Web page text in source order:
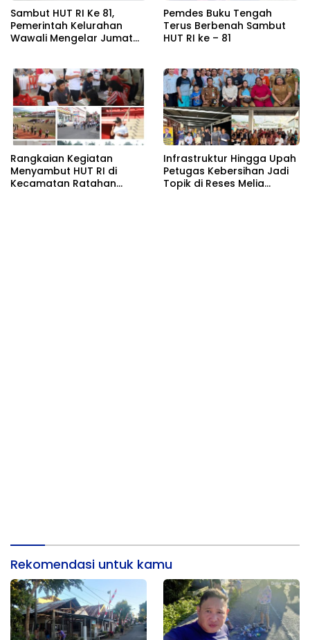
Sambut HUT RI Ke 81,
Pemerintah Kelurahan
Wawali Mengelar Jumat
Pemdes Buku Tengah
Terus Berbenah Sambut
HUT RI ke – 81
Rangkaian Kegiatan
Menyambut HUT RI di
Kecamatan Ratahan
Infrastruktur Hingga Upah
Petugas Kebersihan Jadi
Topik di Reses Melia
Rekomendasi untuk kamu